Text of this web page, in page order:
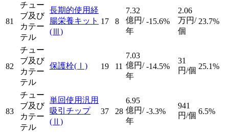
81
チュー
ブ及び
カテー
テル
長期的使用経
腸栄養キット
(Ⅲ)
17 8
7.32
億円/
年
-15.6%
2.06
万円/
個
23.7%
82
チュー
ブ及び
カテー
テル
保護栓(Ⅰ) 19 11
7.03
億円/
年
-14.5%
31
円/個 25.1%
83
チュー
ブ及び
カテー
テル
単回使用汎用
吸引チップ
(Ⅱ)
37 28
6.95
億円/
年
-3.3%
941
円/個 6.5%